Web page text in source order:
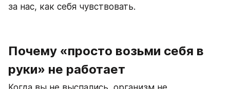
за нас, как себя чувствовать.
Почему «просто возьми себя в
руки» не работает